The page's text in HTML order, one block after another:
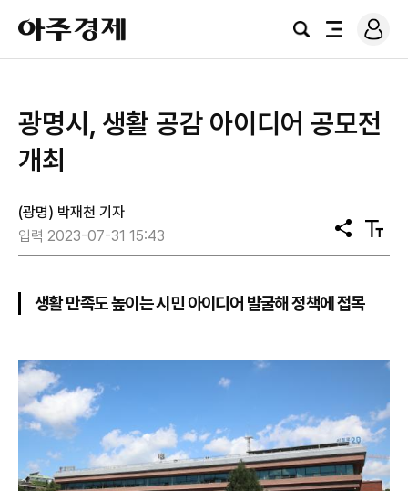
아
주
경
검
전
로
그
광명시, 생활 공감 아이디어 공모전
개최
(광명) 박재천 기자
입력 2023-07-31 15:43
공
유
텍
스
생활 만족도 높이는 시민 아이디어 발굴해 정책에 접목